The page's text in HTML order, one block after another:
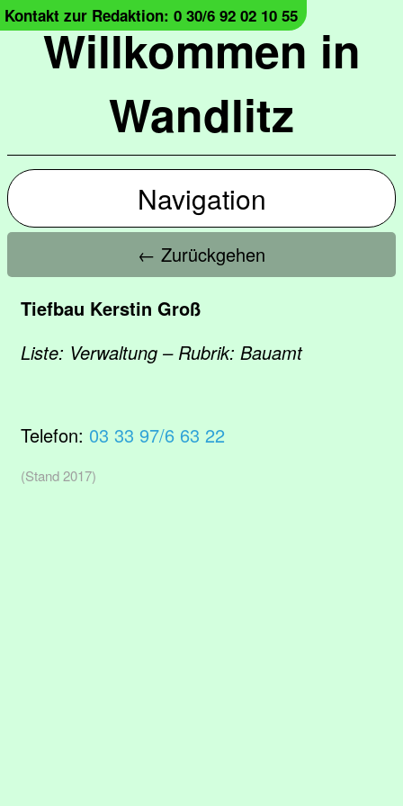
Willkommen in
Wandlitz
Kontakt zur Redaktion: 0 30/6 92 02 10 55
Navigation
← Zurückgehen
Tiefbau Kerstin Groß
Liste: Verwaltung – Rubrik: Bauamt
Telefon: 03 33 97/6 63 22
(Stand 2017)